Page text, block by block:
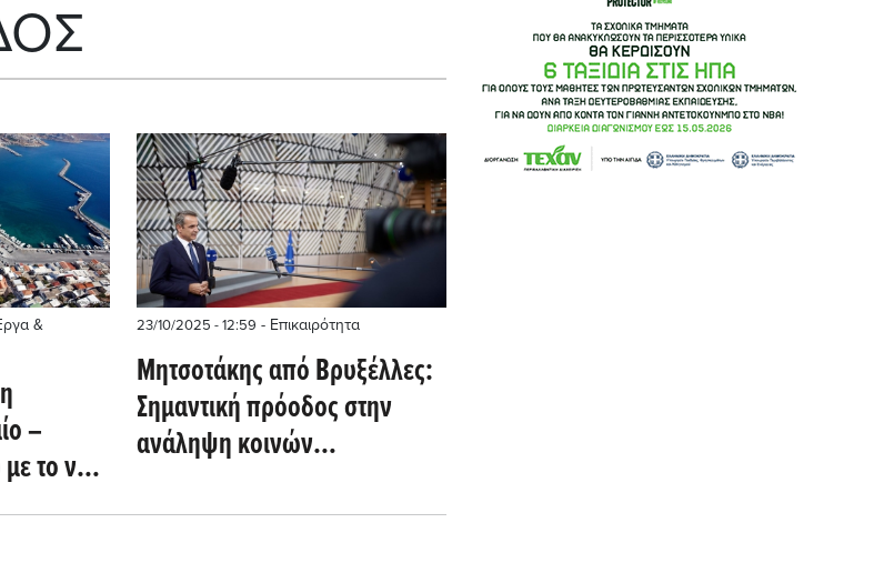
&
–
το νέο
ευρώ
23/10/2025 - 12:59 - Επικαιρότητα
Μητσοτάκης από Βρυξέλλες:
Σημαντική πρόοδος στην
ανάληψη κοινών
για αμυντικά έργα